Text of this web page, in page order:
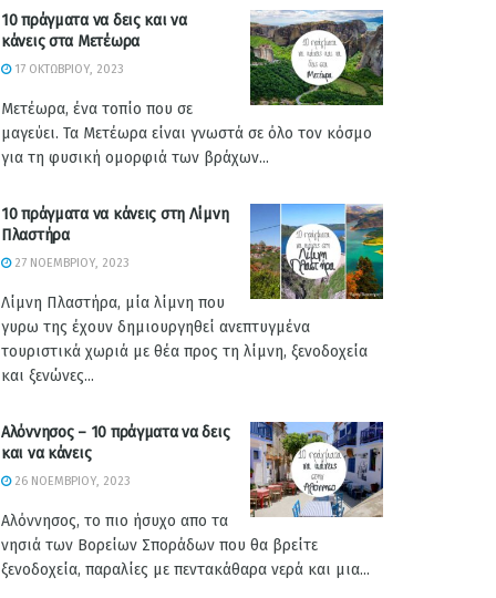
10 πράγματα να δεις και να
κάνεις στα Μετέωρα
17 ΟΚΤΩΒΡΊΟΥ, 2023
Μετέωρα, ένα τοπίο που σε
μαγεύει. Τα Μετέωρα είναι γνωστά σε όλο τον κόσμο
για τη φυσική ομορφιά των βράχων...
10 πράγματα να κάνεις στη Λίμνη
Πλαστήρα
27 ΝΟΕΜΒΡΊΟΥ, 2023
Λίμνη Πλαστήρα, μία λίμνη που
γυρω της έχουν δημιουργηθεί ανεπτυγμένα
τουριστικά χωριά με θέα προς τη λίμνη, ξενοδοχεία
και ξενώνες...
Αλόννησος – 10 πράγματα να δεις
και να κάνεις
26 ΝΟΕΜΒΡΊΟΥ, 2023
Αλόννησος, το πιο ήσυχο απο τα
νησιά των Βορείων Σποράδων που θα βρείτε
ξενοδοχεία, παραλίες με πεντακάθαρα νερά και μια...